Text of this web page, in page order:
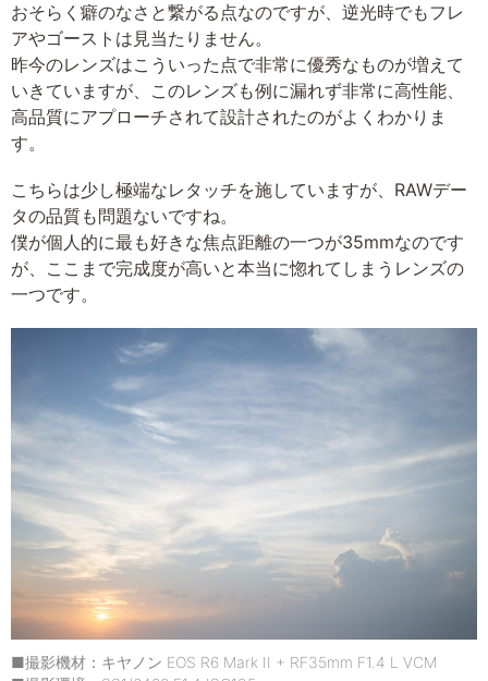
おそらく癖のなさと繋がる点なのですが、逆光時でもフレ
アやゴーストは見当たりません。
昨今のレンズはこういった点で非常に優秀なものが増えて
いきていますが、このレンズも例に漏れず非常に高性能、
高品質にアプローチされて設計されたのがよくわかりま
す。
こちらは少し極端なレタッチを施していますが、RAWデー
タの品質も問題ないですね。
僕が個人的に最も好きな焦点距離の一つが35mmなのです
が、ここまで完成度が高いと本当に惚れてしまうレンズの
一つです。
■撮影機材：キヤノン EOS R6 Mark II + RF35mm F1.4 L VCM